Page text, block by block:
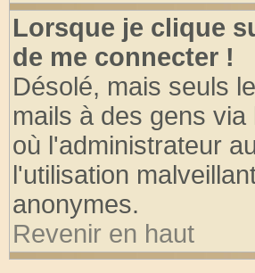
Lorsque je clique
de me connecter !
Désolé, mais seuls
mails à des gens
où l'administrateur
l'utilisation
anonymes.
Revenir en haut